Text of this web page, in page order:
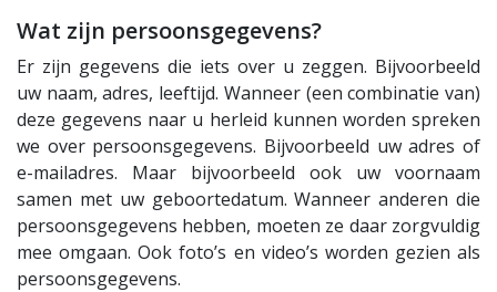
Wat zijn persoonsgegevens?
Er zijn gegevens die iets over u zeggen. Bijvoorbeeld
uw naam, adres, leeftijd. Wanneer (een combinatie van)
deze gegevens naar u herleid kunnen worden spreken
we over persoonsgegevens. Bijvoorbeeld uw adres of
e-mailadres. Maar bijvoorbeeld ook uw voornaam
samen met uw geboortedatum. Wanneer anderen die
persoonsgegevens hebben, moeten ze daar zorgvuldig
mee omgaan. Ook foto’s en video’s worden gezien als
persoonsgegevens.